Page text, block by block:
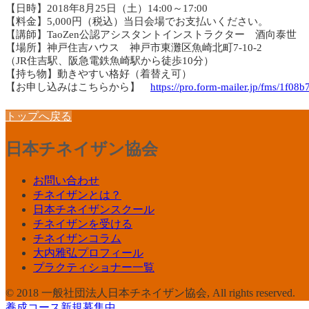
【日時】2018年8月25日（土）14:00～17:00
【料金】5,000円（税込）当日会場でお支払いください。
【講師】TaoZen公認アシスタントインストラクター 酒向泰世
【場所】神戸住吉ハウス 神戸市東灘区魚崎北町7-10-2
（JR住吉駅、阪急電鉄魚崎駅から徒歩10分）
【持ち物】動きやすい格好（着替え可）
【お申し込みはこちらから】 https://pro.form-mailer.jp/fms/
トップへ戻る
日本チネイザン協会
お問い合わせ
チネイザンとは？
日本チネイザンスクール
チネイザンを受ける
チネイザンコラム
大内雅弘プロフィール
プラクティショナー一覧
© 2018 一般社団法人日本チネイザン協会, All rights reserved.